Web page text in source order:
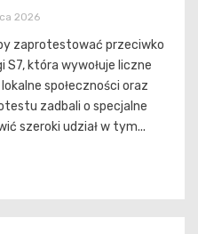
2026
zaprotestować przeciwko
S7, która wywołuje liczne
społeczności oraz
zadbali o specjalne
szeroki udział w tym...